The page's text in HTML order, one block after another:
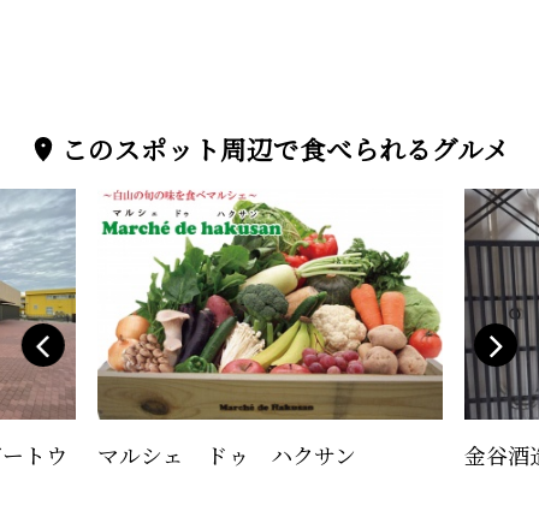
このスポット周辺で食べられるグルメ
トウ マルシェ ドゥ ハクサン 金谷